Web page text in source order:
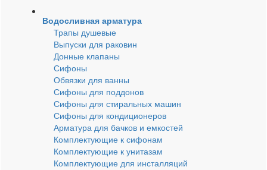
Водосливная арматура
Трапы душевые
Выпуски для раковин
Донные клапаны
Сифоны
Обвязки для ванны
Сифоны для поддонов
Сифоны для стиральных машин
Сифоны для кондиционеров
Арматура для бачков и емкостей
Комплектующие к сифонам
Комплектующие к унитазам
Комплектующие для инсталляций